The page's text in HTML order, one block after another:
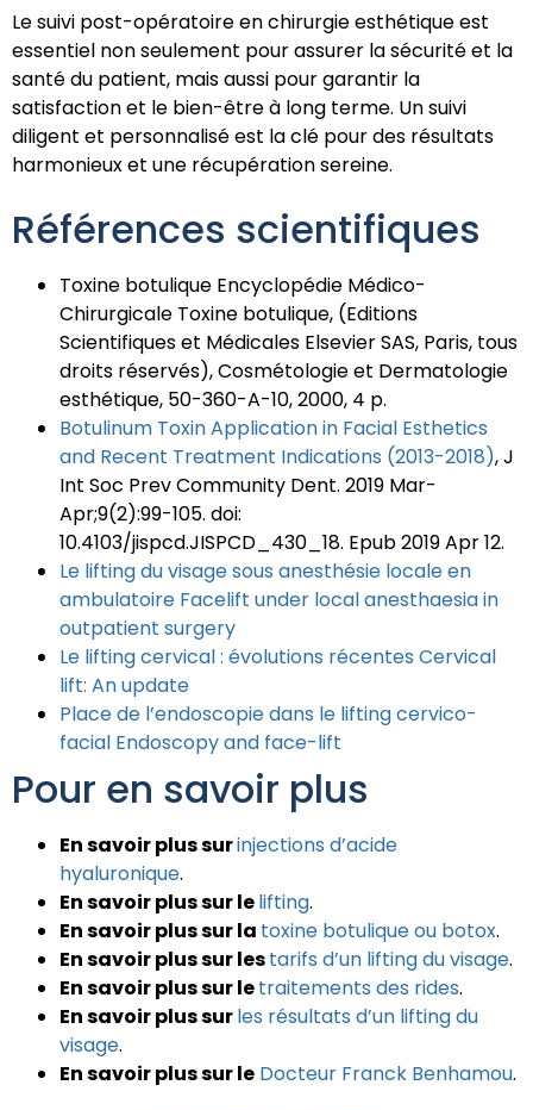
Le suivi post-opératoire en chirurgie esthétique est
essentiel non seulement pour assurer la sécurité et la
santé du patient, mais aussi pour garantir la
satisfaction et le bien-être à long terme. Un suivi
diligent et personnalisé est la clé pour des résultats
harmonieux et une récupération sereine.
Références scientifiques
Toxine botulique Encyclopédie Médico-
Chirurgicale Toxine botulique, (Editions
Scientifiques et Médicales Elsevier SAS, Paris, tous
droits réservés), Cosmétologie et Dermatologie
esthétique, 50-360-A-10, 2000, 4 p.
Botulinum Toxin Application in Facial Esthetics
and Recent Treatment Indications (2013-2018), J
Int Soc Prev Community Dent. 2019 Mar-
Apr;9(2):99-105. doi:
10.4103/jispcd.JISPCD_430_18. Epub 2019 Apr 12.
Le lifting du visage sous anesthésie locale en
ambulatoire Facelift under local anesthaesia in
outpatient surgery
Le lifting cervical : évolutions récentes Cervical
lift: An update
Place de l’endoscopie dans le lifting cervico-
facial Endoscopy and face-lift
Pour en savoir plus
En savoir plus surinjections d’acide
hyaluronique.
En savoir plus sur lelifting.
En savoir plus sur la toxine botulique ou botox.
En savoir plus sur lestarifs d’un lifting du visage.
En savoir plus sur letraitements des rides.
En savoir plus surles résultats d’un lifting du
visage.
En savoir plus sur le Docteur Franck Benhamou.